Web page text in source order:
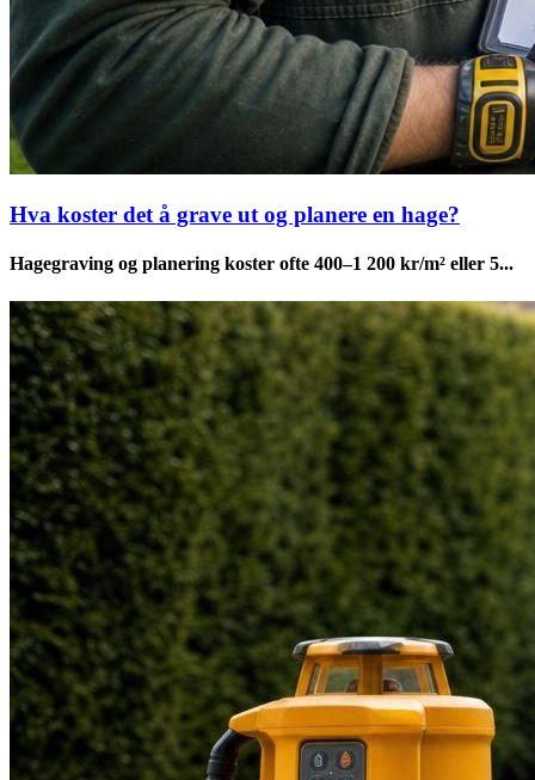
Hva koster det å grave ut og planere en hage?
Hagegraving og planering koster ofte 400–1 200 kr/m² eller 5...